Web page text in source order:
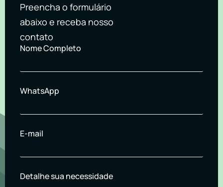
Preencha o formulário
abaixo e receba nosso
contato
Nome Completo
WhatsApp
E-mail
Detalhe sua necessidade